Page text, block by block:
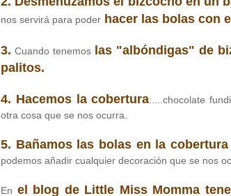
nos servirá para poder hacer las bolas con
3. Cuando tenemoslas "albóndigas" de
palitos.
4. Hacemos la cobertura .....chocolate
otra cosa que se nos ocurra.
5. Bañamos las bolas en la cobertura
podemos añadir cualquier decoración que se nos
En el blog de Little Miss Momma